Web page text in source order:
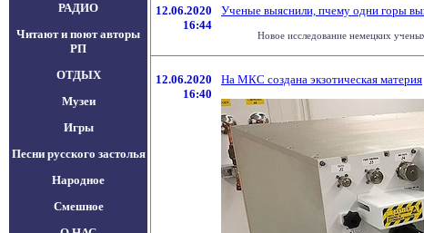
РАДИО
Читают и поют авторы
РП
ОТДЫХ
Музеи
Игры
Песни русского застолья
Народное
Смешное
12.06.2020
16:44
Ученые выяснили, пчему одни горы
Новое исследование немецких
12.06.2020
16:40
На МКС создана экзотическая материя